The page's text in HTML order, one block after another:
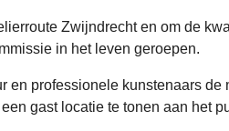
Zwijndrecht en om de
in het leven geroepen.
en professionele kunstenaars de
gast locatie te tonen aan het